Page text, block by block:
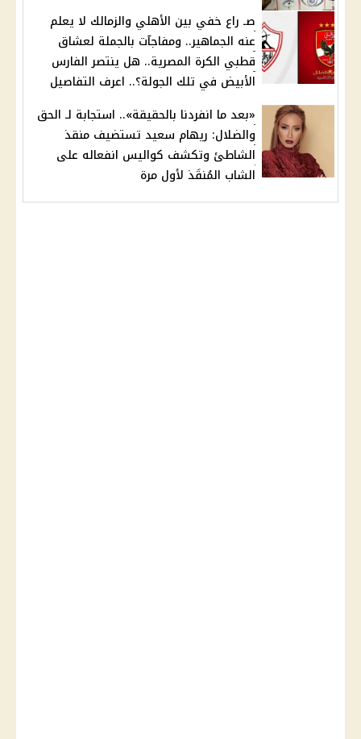
صـ راع خفي بين الأهلي والزمالك لا يعلم
عنه الجماهير.. ومفاجآت بالجملة لعشاق
قطبي الكرة المصرية.. هل ينتصر الفارس
الأبيض في تلك الجولة؟.. اعرف التفاصيل
«بعد ما انفردنا بالحقيقة».. استجابة لـ الحق
والضلال: ريهام سعيد تستضيف منقذ
الشاطئ وتكشف كواليس انفعاله على
الشاب المُنقَذ لأول مرة